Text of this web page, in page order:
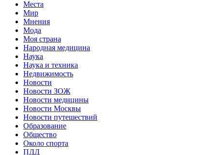
Места
Мир
Мнения
Мода
Моя страна
Народная медицина
Наука
Наука и техника
Недвижимость
Новости
Новости ЗОЖ
Новости медицины
Новости Москвы
Новости путешествий
Образование
Общество
Около спорта
ПДД